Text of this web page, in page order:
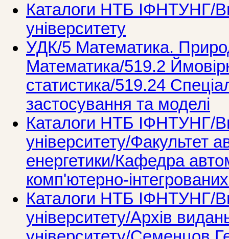
Каталоги НТБ ІФНТУНГ/
університету
УДК/5 Математика.
Математика/519.2
статистика/519.24
застосування та моделі
Каталоги НТБ ІФНТУНГ/
університету/Факультет
енергетики/Кафедра
комп'ютерно-
Каталоги НТБ ІФНТУНГ/
університету/Архів